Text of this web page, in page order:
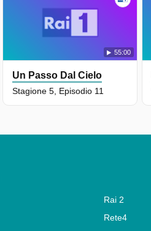
55:00
Un Passo Dal Cielo
Stagione 5, Episodio 11
Rai 2
Rete4